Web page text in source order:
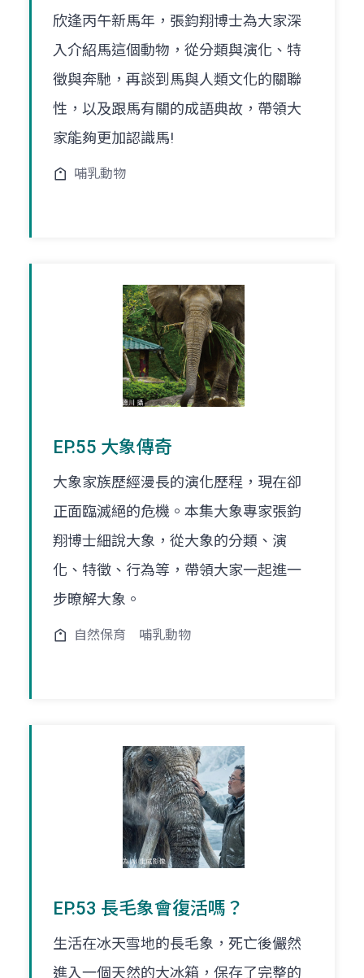
欣逢丙午新馬年，張鈞翔博士為大家深
入介紹馬這個動物，從分類與演化、特
徵與奔馳，再談到馬與人類文化的關聯
性，以及跟馬有關的成語典故，帶領大
家能夠更加認識馬!
哺乳動物
EP.55 大象傳奇
大象家族歷經漫長的演化歷程，現在卻
正面臨滅絕的危機。本集大象專家張鈞
翔博士細說大象，從大象的分類、演
化、特徵、行為等，帶領大家一起進一
步暸解大象。
自然保育 哺乳動物
EP.53 長毛象會復活嗎？
生活在冰天雪地的長毛象，死亡後儼然
進入一個天然的大冰箱，保存了完整的